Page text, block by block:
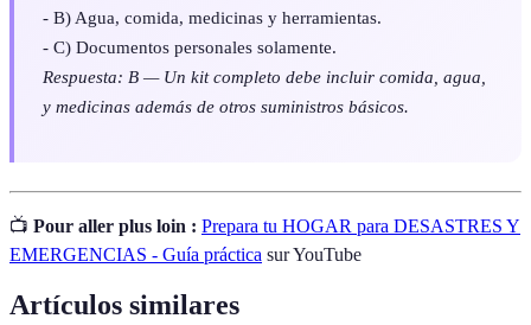
- B) Agua, comida, medicinas y herramientas.
- C) Documentos personales solamente.
Respuesta: B — Un kit completo debe incluir comida, agua,
y medicinas además de otros suministros básicos.
📺 Pour aller plus loin : Prepara tu HOGAR para DESASTRES Y
EMERGENCIAS - Guía práctica sur YouTube
Artículos similares